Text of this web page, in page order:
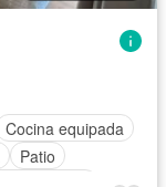
Cocina equipada
Patio